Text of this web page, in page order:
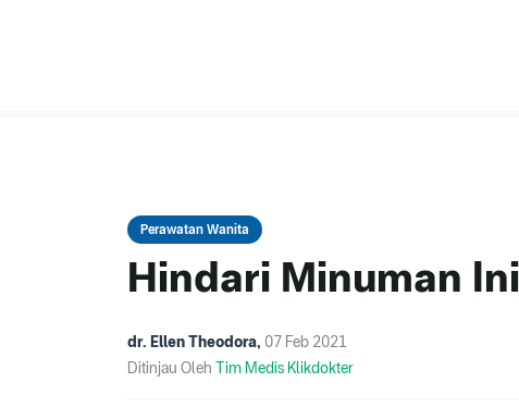
Perawatan Wanita
Hindari Minuman
dr. Ellen Theodora, 07 Feb 2021
Ditinjau Oleh Tim Medis Klikdokter